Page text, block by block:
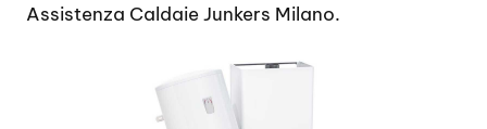
Assistenza Caldaie Junkers Milano.